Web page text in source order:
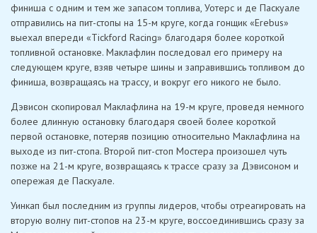
финиша с одним и тем же запасом топлива, Уотерс и де Паскуале
отправились на пит-стопы на 15-м круге, когда гонщик «Erebus»
выехал впереди «Tickford Racing» благодаря более короткой
топливной остановке. Маклафлин последовал его примеру на
следующем круге, взяв четыре шины и заправившись топливом до
финиша, возвращаясь на трассу, и вокруг его никого не было.
Дэвисон скопировал Маклафлина на 19-м круге, проведя немного
более длинную остановку благодаря своей более короткой
первой остановке, потеряв позицию относительно Маклафлина на
выходе из пит-стопа. Второй пит-стоп Мостера произошел чуть
позже на 21-м круге, возвращаясь к трассе сразу за Дэвисоном и
опережая де Паскуале.
Уинкап был последним из группы лидеров, чтобы отреагировать на
вторую волну пит-стопов на 23-м круге, воссоединившись сразу за